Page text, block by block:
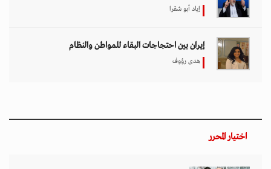
إياد أبو شقرا
إيران بين احتجاجات البقاء للمواطن والنظام
هدى رؤوف
اختيار المحرر